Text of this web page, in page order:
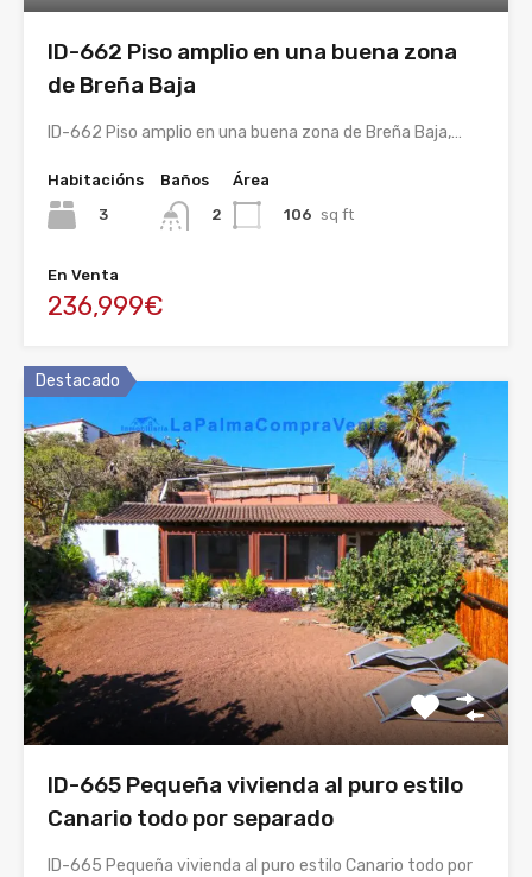
ID-662 Piso amplio en una buena zona
de Breña Baja
ID-662 Piso amplio en una buena zona de Breña Baja,…
Habitacións
3
Baños
2
Área
106 sq ft
En Venta
236,999€
Destacado
ID-665 Pequeña vivienda al puro estilo
Canario todo por separado
ID-665 Pequeña vivienda al puro estilo Canario todo por